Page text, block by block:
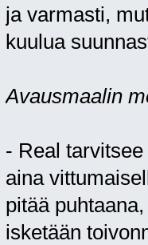
ja varmasti,
kuulua
Avausmaalin
- Real
aina
pitää
isketään